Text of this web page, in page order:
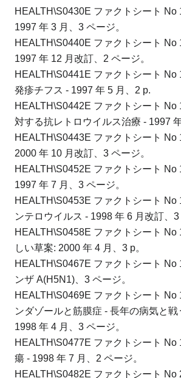
HEALTH\S0430E ファクトシート No
1997 年 3 月、3 ページ。
HEALTH\S0440E ファクトシート No
1997 年 12 月改訂、2 ページ。
HEALTH\S0441E ファクトシート No
発疹チフス - 1997 年 5 月、2 p.
HEALTH\S0442E ファクトシート No
対する抗レトロウイルス治療 - 1997
HEALTH\S0443E ファクトシート No
2000 年 10 月改訂、3 ページ。
HEALTH\S0452E ファクトシート No
1997 年 7 月、3 ページ。
HEALTH\S0453E ファクトシート No
ンテロウイルス - 1998 年 6 月改訂、3
HEALTH\S0458E ファクトシート No
しい草案: 2000 年 4 月、3 p。
HEALTH\S0467E ファクトシート No
ンザ A(H5N1)、3 ページ。
HEALTH\S0469E ファクトシート No
ンダゾールと筋膜症 - 長年の病気と
1998 年 4 月、3 ページ。
HEALTH\S0477E ファクトシート No
瘍 - 1998 年 7 月、2 ページ。
HEALTH\S0482E ファクトシート No